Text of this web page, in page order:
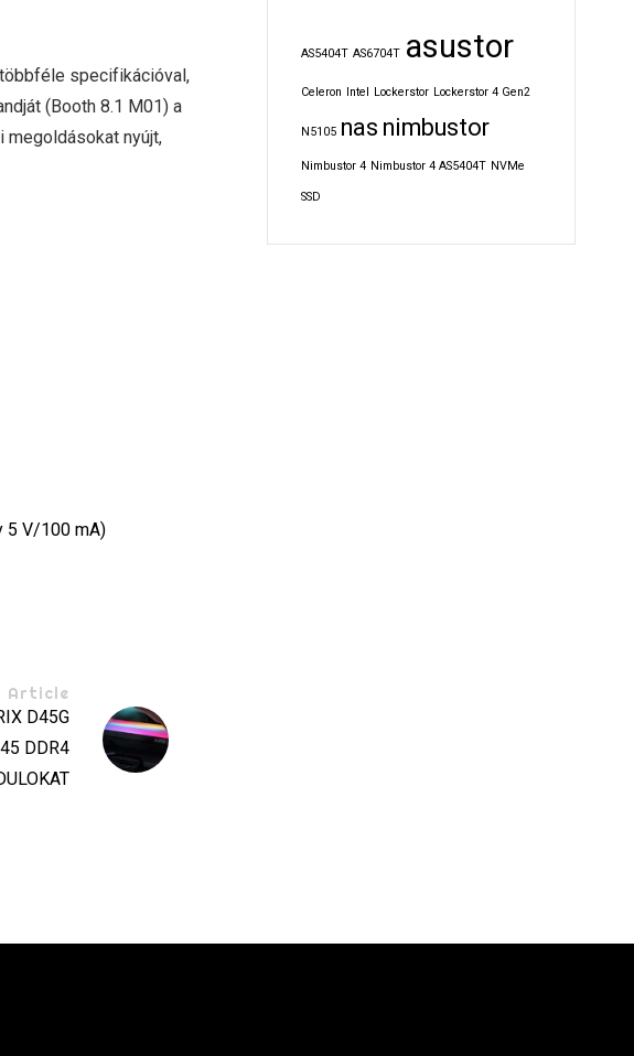
specifikációval,
(Booth 8.1 M01) a
nyújt,
5 V/100 mA)
Article
D45G
DDR4
AS5404T AS6704T asustor
Celeron Intel Lockerstor Lockerstor 4 Gen2
N5105 nas nimbustor
Nimbustor 4 Nimbustor 4 AS5404T NVMe
SSD